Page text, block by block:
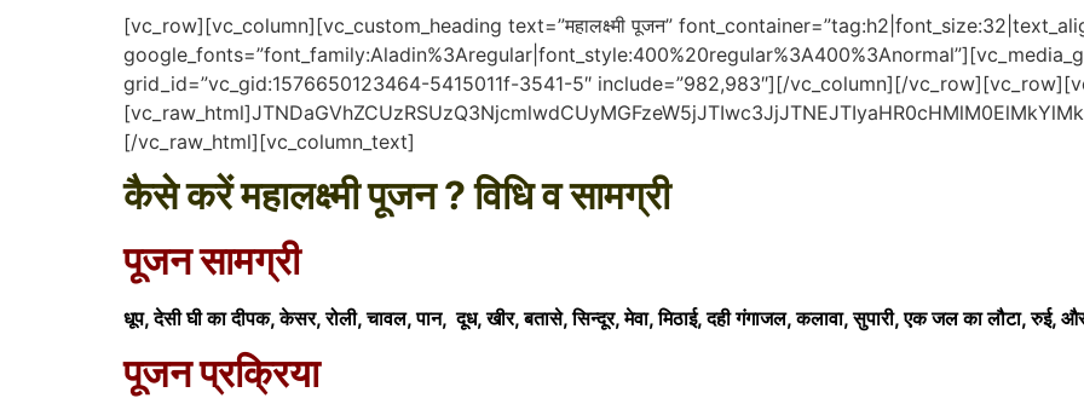
[vc_row][vc_column][vc_custom_heading text=”महालक्ष्मी पूजन”
grid_id=”vc_gid:1576650123464-5415011f-3541-5″ include=”982,983″][/vc_column][/
[/vc_raw_html][vc_column_text]
कैसे करें महालक्ष्मी पूजन ? विधि व सामग्री
पूजन सामग्री
धूप, देसी घी का दीपक, केसर, रोली, चावल, पान, दूध, खीर, बतासे, सिन्दूर, मेवा, मिठाई, दही गंगाजल, कलावा, सुपारी, एक जल का लौटा, रुई,
पूजन प्रक्रिया